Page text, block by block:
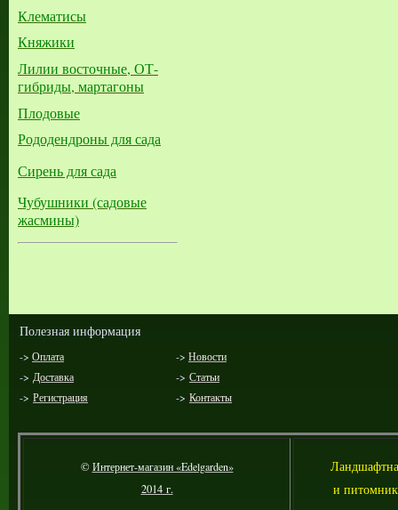
Клематисы
Княжики
Лилии восточные, ОТ-
гибриды, мартагоны
Плодовые
Рододендроны для сада
Сирень для сада
Чубушники (садовые
жасмины)
Полезная информация
-> Оплата -> Новости
-> Доставка -> Статьи
-> Регистрация -> Контакты
©Интернет-магазин «Edelgarden»
2014 г.
Л
и питомник